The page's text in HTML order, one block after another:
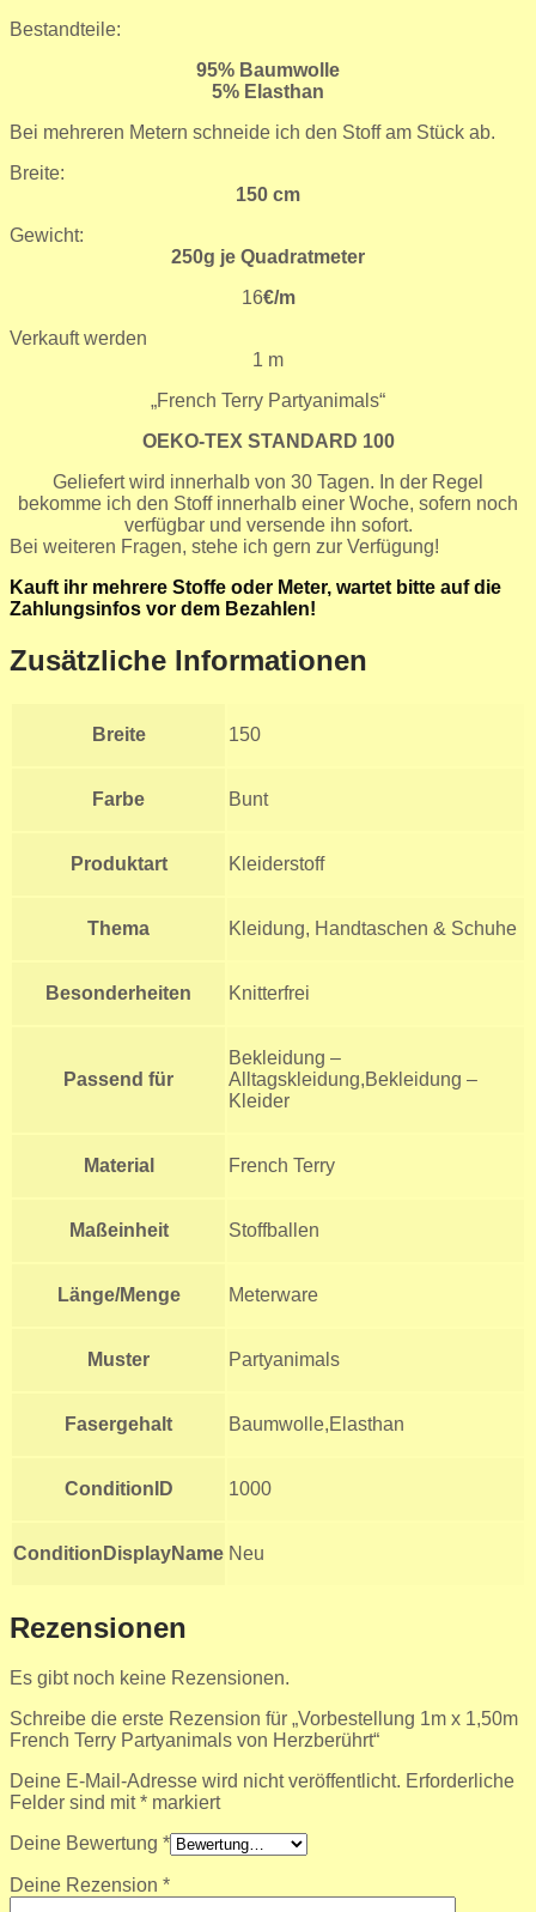
Bestandteile:
95% Baumwolle
5% Elasthan
Bei mehreren Metern schneide ich den Stoff am Stück ab.
Breite:
150 cm
Gewicht:
250g je Quadratmeter
16€/m
Verkauft werden
1 m
„French Terry Partyanimals“
OEKO-TEX STANDARD 100
Geliefert wird innerhalb von 30 Tagen. In der Regel
bekomme ich den Stoff innerhalb einer Woche, sofern noch
verfügbar und versende ihn sofort.
Bei weiteren Fragen, stehe ich gern zur Verfügung!
Kauft ihr mehrere Stoffe oder Meter, wartet bitte auf die
Zahlungsinfos vor dem Bezahlen!
Zusätzliche Informationen
Breite 150
Farbe Bunt
Produktart Kleiderstoff
Thema Kleidung, Handtaschen & Schuhe
Besonderheiten Knitterfrei
Passend für
Bekleidung –
Alltagskleidung,Bekleidung –
Kleider
Material French Terry
Maßeinheit Stoffballen
Länge/Menge Meterware
Muster Partyanimals
Fasergehalt Baumwolle,Elasthan
ConditionID 1000
ConditionDisplayName Neu
Rezensionen
Es gibt noch keine Rezensionen.
Schreibe die erste Rezension für „Vorbestellung 1m x 1,50m
French Terry Partyanimals von Herzberührt“
Deine E-Mail-Adresse wird nicht veröffentlicht. Erforderliche
Felder sind mit* markiert
Deine Bewertung *
Deine Rezension *